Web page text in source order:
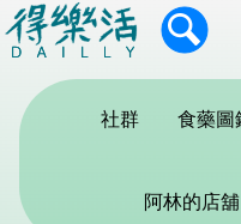
社群 食藥圖
阿林的店舖